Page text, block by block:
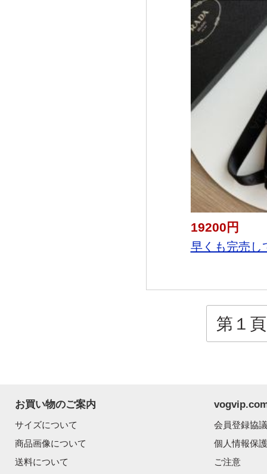
19200円
早くも完売し
第１
お買い物のご案内
サイズについて
商品画像について
送料について
会員登録協
個人情報保
ご注意